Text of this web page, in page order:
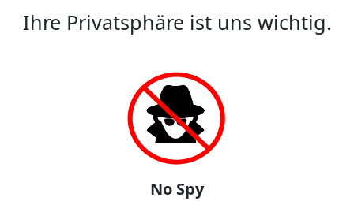
Ihre Privatsphäre ist uns wichtig.
No Spy